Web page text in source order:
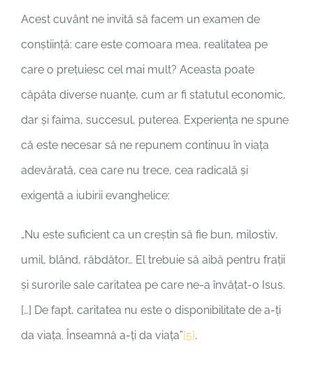
Acest cuvânt ne invită să facem un examen de
conștiință: care este comoara mea, realitatea pe
care o prețuiesc cel mai mult? Aceasta poate
căpăta diverse nuanțe, cum ar fi statutul economic,
dar și faima, succesul, puterea. Experiența ne spune
că este necesar să ne repunem continuu în viața
adevărată, cea care nu trece, cea radicală și
exigentă a iubirii evanghelice:
„Nu este suficient ca un creștin să fie bun, milostiv,
umil, blând, răbdător… El trebuie să aibă pentru frații
și surorile sale caritatea pe care ne-a învățat-o Isus.
[…] De fapt, caritatea nu este o disponibilitate de a-ți
da viața. Înseamnă a-ți da viața”[5].